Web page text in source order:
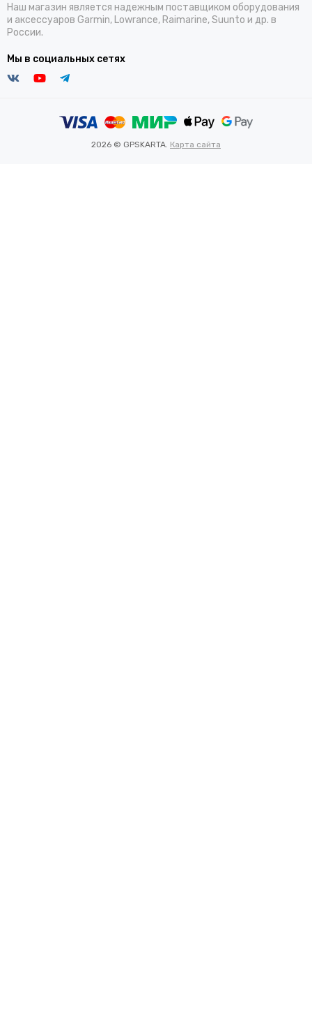
Наш магазин является надежным поставщиком оборудования
и аксессуаров Garmin, Lowrance, Raimarine, Suunto и др. в
России.
Мы в социальных сетях
2026 © GPSKARTA. Карта сайта